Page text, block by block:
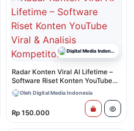
Digital Media Indonesia
Radar Konten Viral AI Lifetime –
Software Riset Konten YouTube
Viral & Analisis Kompetitor
Oleh Digital Media Indonesia
Rp 150.000